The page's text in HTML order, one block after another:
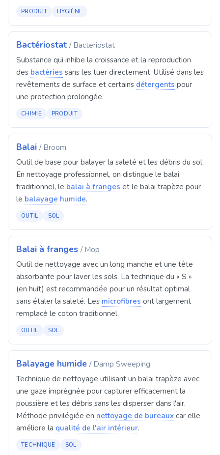
PRODUIT HYGIÈNE
Bactériostat / Bacteriostat
Substance qui inhibe la croissance et la reproduction
des bactéries sans les tuer directement. Utilisé dans les
revêtements de surface et certains détergents pour
une protection prolongée.
CHIMIE PRODUIT
Balai / Broom
Outil de base pour balayer la saleté et les débris du sol.
En nettoyage professionnel, on distingue le balai
traditionnel, le balai à franges et le balai trapèze pour
le balayage humide.
OUTIL SOL
Balai à franges / Mop
Outil de nettoyage avec un long manche et une tête
absorbante pour laver les sols. La technique du « S »
(en huit) est recommandée pour un résultat optimal
sans étaler la saleté. Les microfibres ont largement
remplacé le coton traditionnel.
OUTIL SOL
Balayage humide / Damp Sweeping
Technique de nettoyage utilisant un balai trapèze avec
une gaze imprégnée pour capturer efficacement la
poussière et les débris sans les disperser dans l'air.
Méthode privilégiée en nettoyage de bureaux car elle
améliore la qualité de l'air intérieur.
TECHNIQUE SOL